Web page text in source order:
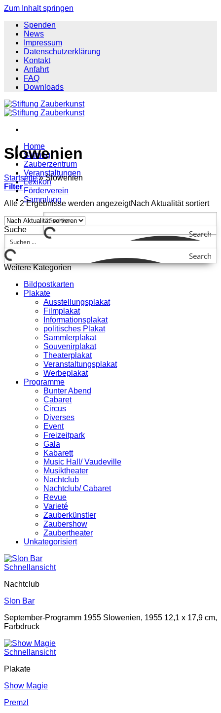
Zum Inhalt springen
Spenden
News
Impressum
Datenschutzerklärung
Kontakt
Anfahrt
FAQ
Downloads
Home
Stiftung
Zauberzentrum
Veranstaltungen
Lexikon
Förderverein
Sammlung
Search
Slowenien
Startseite » Slowenien
Filter
Alle 2 Ergebnisse werden angezeigtNach Aktualität sortiert
Suche
Search
Weitere Kategorien
Bildpostkarten
Plakate
Ausstellungsplakat
Filmplakat
Informationsplakat
politisches Plakat
Sammlerplakat
Souvenirplakat
Theaterplakat
Veranstaltungsplakat
Werbeplakat
Programme
Bunter Abend
Cabaret
Circus
Diverses
Event
Freizeitpark
Gala
Kabarett
Music Hall/ Vaudeville
Musiktheater
Nachtclub
Nachtclub/ Cabaret
Revue
Varieté
Zauberkünstler
Zaubershow
Zaubertheater
Unkategorisiert
Schnellansicht
Nachtclub
Slon Bar
September-Programm 1955 Slowenien, 1955 12,1 x 17,9 cm,
Farbdruck
Schnellansicht
Plakate
Show Magie
Premzl